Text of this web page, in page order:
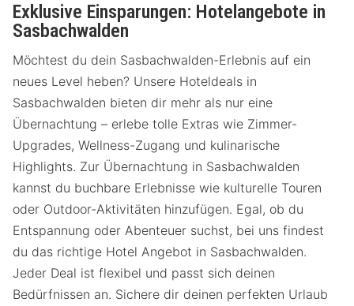
Exklusive Einsparungen: Hotelangebote in
Sasbachwalden
Möchtest du dein Sasbachwalden-Erlebnis auf ein
neues Level heben? Unsere Hoteldeals in
Sasbachwalden bieten dir mehr als nur eine
Übernachtung – erlebe tolle Extras wie Zimmer-
Upgrades, Wellness-Zugang und kulinarische
Highlights. Zur Übernachtung in Sasbachwalden
kannst du buchbare Erlebnisse wie kulturelle Touren
oder Outdoor-Aktivitäten hinzufügen. Egal, ob du
Entspannung oder Abenteuer suchst, bei uns findest
du das richtige Hotel Angebot in Sasbachwalden.
Jeder Deal ist flexibel und passt sich deinen
Bedürfnissen an. Sichere dir deinen perfekten Urlaub